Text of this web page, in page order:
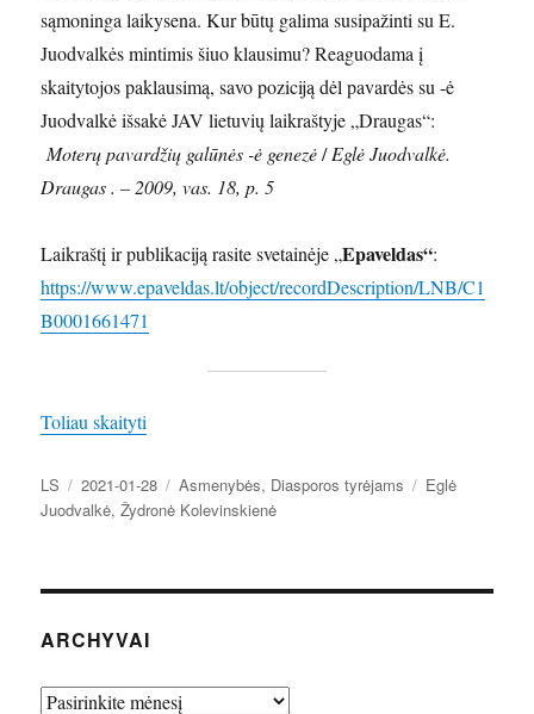
sąmoninga laikysena. Kur būtų galima susipažinti su E.
Juodvalkės mintimis šiuo klausimu? Reaguodama į
skaitytojos paklausimą, savo poziciją dėl pavardės su -ė
Juodvalkė išsakė JAV lietuvių laikraštyje „Draugas“:
Moterų pavardžių galūnės -ė genezė/Eglė Juodvalkė.
Draugas . – 2009, vas. 18, p. 5
Laikraštį ir publikaciją rasite svetainėje „Epaveldas“:
https://www.epaveldas.lt/object/recordDescription/LNB/C1
B0001661471
Toliau skaityti
Autorius
LS Paskelbta
2021-01-28 Kategorijos
Asmenybės, Diasporos tyrėjams Žymos
Eglė
Juodvalkė,Žydronė Kolevinskienė
ARCHYVAI
Archyvai